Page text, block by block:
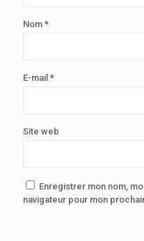
Nom *
E-mail *
Site web
Enregistrer mon nom,
navigateur pour mon